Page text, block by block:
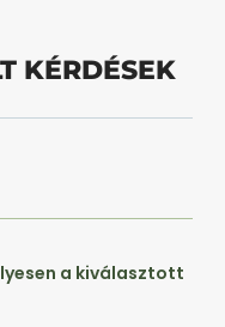
KÉRDÉSEK
a kiválasztott